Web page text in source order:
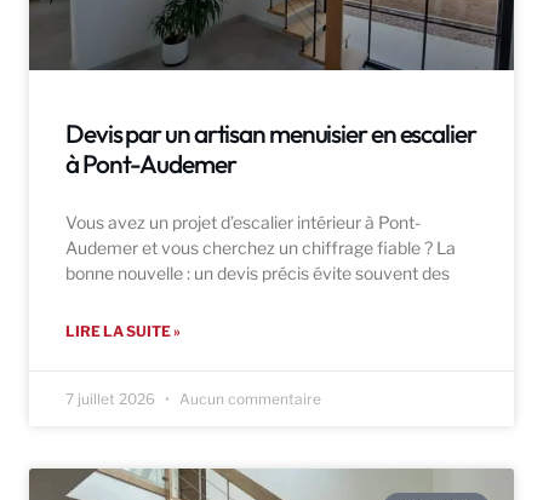
Devis par un artisan menuisier en escalier
à Pont-Audemer
Vous avez un projet d’escalier intérieur à Pont-
Audemer et vous cherchez un chiffrage fiable ? La
bonne nouvelle : un devis précis évite souvent des
LIRE LA SUITE »
7 juillet 2026 Aucun commentaire